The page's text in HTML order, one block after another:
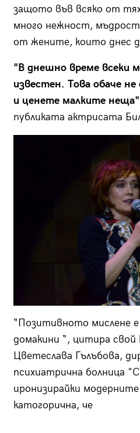
защото във всяко от
много нежност,
от жените, които днес
"В днешно време всеки
известен. Това обаче не
и ценете малките неща"
публиката актрисата
“Позитивното мислене
домакини “, цитира свой
Цветеслава Гълъбова,
психиатрична болница
иронизирайки
катогорична, че